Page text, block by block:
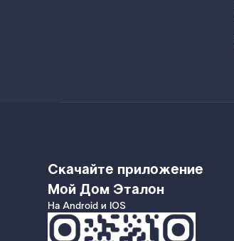
Скачайте приложение
Мой Дом Эталон
На Android и IOS